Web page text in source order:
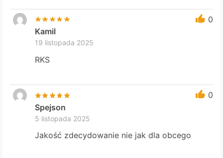
0
Kamil
19 listopada 2025
RKS
0
Spejson
5 listopada 2025
Jakość zdecydowanie nie jak dla obcego